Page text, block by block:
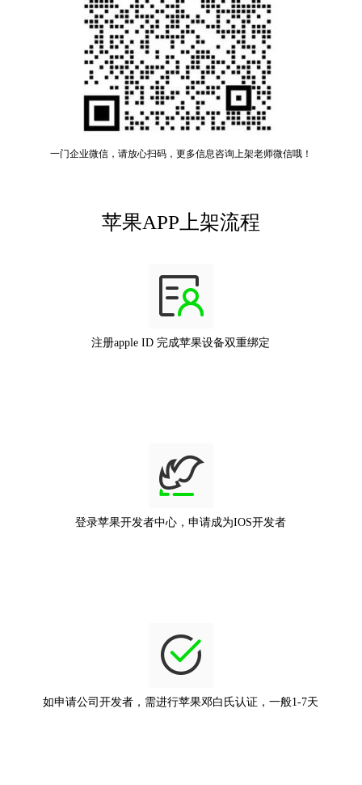
一门企业微信，请放心扫码，更多信息咨询上架老师微信哦！
苹果APP上架流程
注册apple ID 完成苹果设备双重绑定
登录苹果开发者中心，申请成为IOS开发者
如申请公司开发者，需进行苹果邓白氏认证，一般1-7天